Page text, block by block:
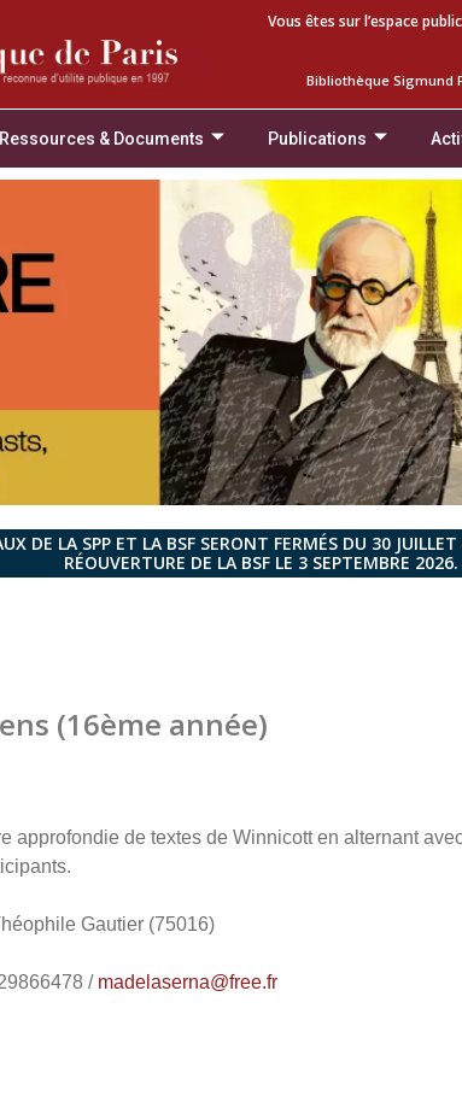
Vous êtes sur l’espace
Bibliothèque Sigmund
Ressources & Documents Publications
DE LA SPP ET LA BSF SERONT FERMÉS DU 30
RÉOUVERTURE DE LA BSF LE 3 SEPTEMBRE 2026.
(16ème année)
approfondie de textes de Winnicott en alternant
Gautier (75016)
/ madelaserna@free.fr